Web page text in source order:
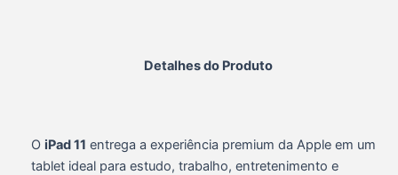
Detalhes do Produto
O iPad 11 entrega a experiência premium da Apple em um
tablet ideal para estudo, trabalho, entretenimento e